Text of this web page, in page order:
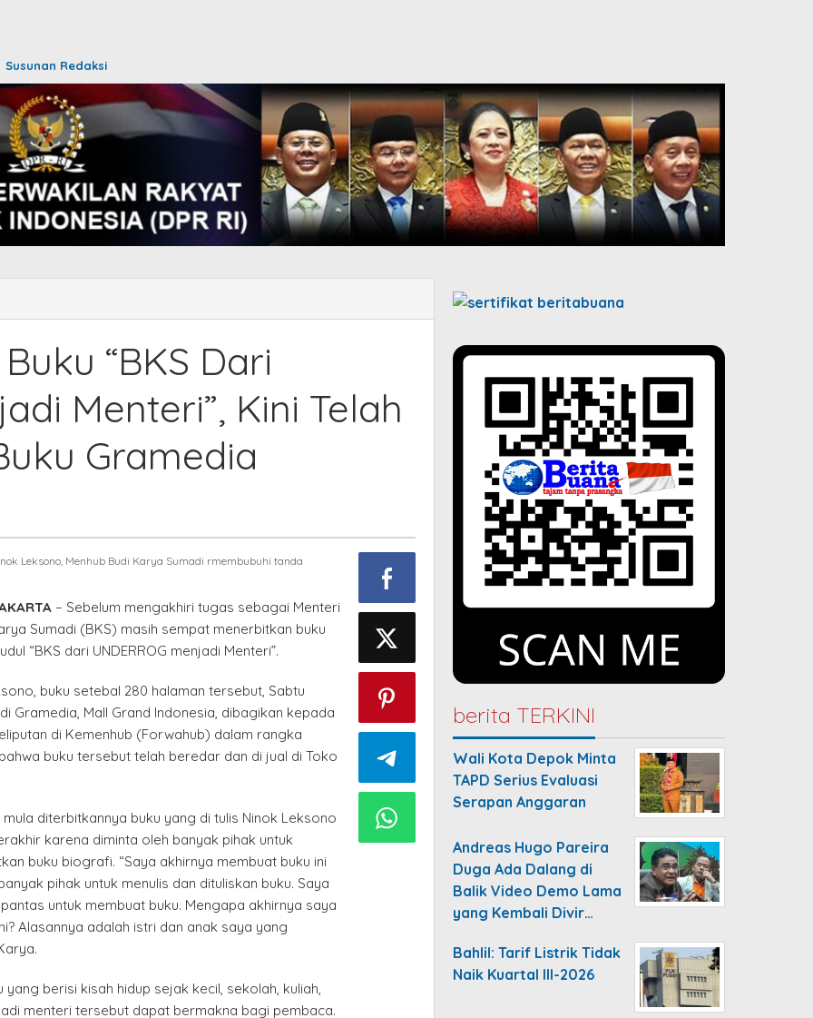
Susunan Redaksi
“BKS Dari
Menteri”, Kini Telah
Gramedia
Leksono, Menhub Budi Karya Sumadi rmembubuhi tanda
– Sebelum mengakhiri tugas sebagai Menteri
Sumadi (BKS) masih sempat menerbitkan buku
“BKS dari UNDERROG menjadi Menteri”.
buku setebal 280 halaman tersebut, Sabtu
Gramedia, Mall Grand Indonesia, dibagikan kepada
di Kemenhub (Forwahub) dalam rangka
buku tersebut telah beredar dan di jual di Toko
diterbitkannya buku yang di tulis Ninok Leksono
karena diminta oleh banyak pihak untuk
buku biografi. “Saya akhirnya membuat buku ini
pihak untuk menulis dan dituliskan buku. Saya
untuk membuat buku. Mengapa akhirnya saya
Alasannya adalah istri dan anak saya yang
yang berisi kisah hidup sejak kecil, sekolah, kuliah,
menteri tersebut dapat bermakna bagi pembaca.
berita TERKINI
Wali Kota Depok Minta
TAPD Serius Evaluasi
Serapan Anggaran
Andreas Hugo Pareira
Duga Ada Dalang di
Balik Video Demo Lama
yang Kembali Divir…
Bahlil: Tarif Listrik Tidak
Naik Kuartal III-2026